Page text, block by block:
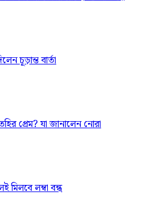
চূড়ান্ত বার্তা
প্রেম? যা জানালেন নোরা
মিলবে লম্বা বন্ধ